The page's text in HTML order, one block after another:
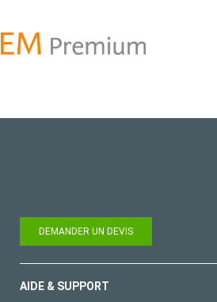
DEMANDER UN DEVIS
AIDE & SUPPORT